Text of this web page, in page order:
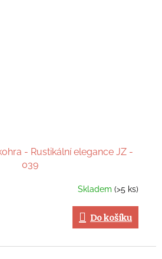
- Rustikální elegance JZ -
039
Skladem (>5 ks)
Do košíku